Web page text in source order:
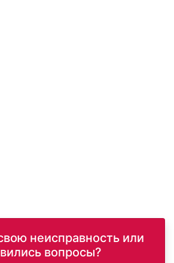
неисправность или
вопросы?